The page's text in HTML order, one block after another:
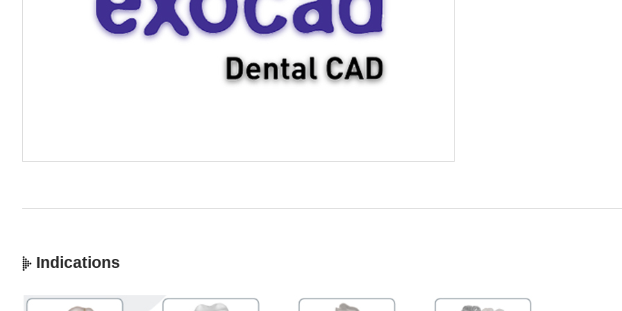
Indications